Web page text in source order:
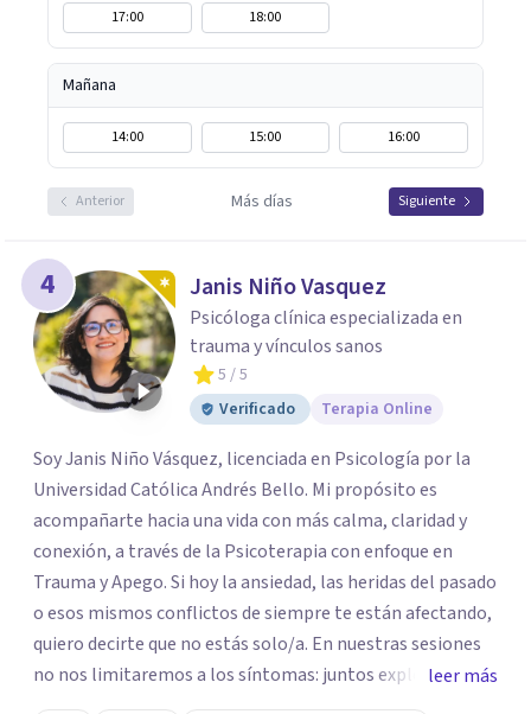
17:00
18:00
Mañana
14:00 15:00 16:00
Anterior Más días Siguiente
4 Janis Niño Vasquez
Psicóloga clínica especializada en
trauma y vínculos sanos
5 / 5
Verificado
Terapia Online
Soy Janis Niño Vásquez, licenciada en Psicología por la
Universidad Católica Andrés Bello. Mi propósito es
acompañarte hacia una vida con más calma, claridad y
conexión, a través de la Psicoterapia con enfoque en
Trauma y Apego. Si hoy la ansiedad, las heridas del pasado
o esos mismos conflictos de siempre te están afectando,
quiero decirte que no estás solo/a. En nuestras sesiones
no nos limitaremos a los síntomas: juntos exploraremos
qué hay detrás de tu malestar, comprendiendo cómo tus
leer más